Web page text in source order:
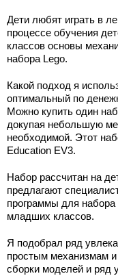
Дети любят играть в
процессе обучения
классов основы
набора Lego.
Какой подход я
оптимальный по
Можно купить один
докупая небольшую
необходимой. Этот
Education EV3.
Набор рассчитан на
предлагают
программы для набора
младших классов.
Я подобрал ряд
простым механизмам и
сборки моделей и ряд